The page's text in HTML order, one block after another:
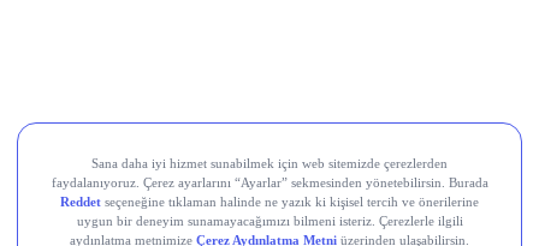
Teknik Analiz Nedir?